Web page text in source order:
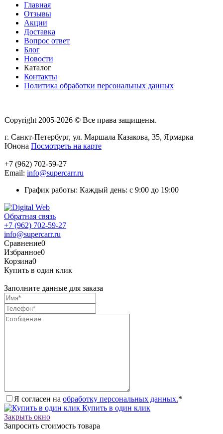
Главная
Отзывы
Акции
Доставка
Вопрос ответ
Блог
Новости
Каталог
Контакты
Политика обработки персональных данных
Copyright 2005-2026 © Все права защищены.
г. Санкт-Петербург, ул. Маршала Казакова, 35, Ярмарка
Юнона Посмотреть на карте
+7 (962) 702-59-27
Email: info@supercarr.ru
График работы: Каждый день: с 9:00 до 19:00
Обратная связь
+7 (962) 702-59-27
info@supercarr.ru
Сравнение0
Избранное0
Корзина0
Купить в один клик
Заполните данные для заказа
Я согласен на обработку персональных данных.*
Купить в один клик
Закрыть окно
Запросить стоимость товара